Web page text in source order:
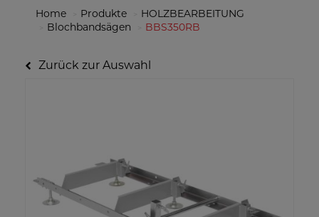
Home Produkte
HOLZBEARBEITUNG
Blochbandsägen
BBS350RB
Zurück zur Auswahl